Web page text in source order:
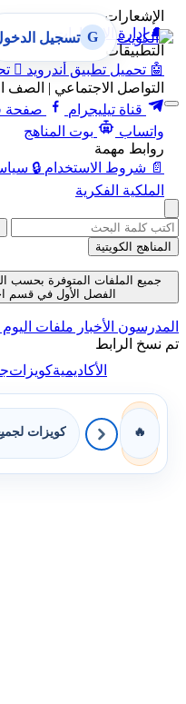
الإشعارات
🔔 إدارة الإشعارات
التطبيقات
🤖 تحميل تطبيق أندرويد 
التواصل الاجتماعي | الصف
قناة تيليجرام
صفحة
واتساب
بوت المناهج
روابط مهمة
📄 شروط الاستخدام 🔒
الملكية الفكرية
G تسجيل
المناهج الكويتية
جميع الملفات المتوفرة بحسب
الفصل الأول في قسم
المدرسون الأخبار ملفات اليوم
تم نسخ الرابط
الأكاديميةكويزات
🔥 كويزات